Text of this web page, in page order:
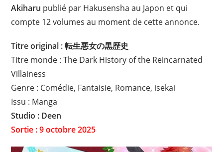
Akiharu publié par Hakusensha au Japon et qui
compte 12 volumes au moment de cette annonce.
Titre original : 転生悪女の黒歴史
Titre monde : The Dark History of the Reincarnated
Villainess
Genre : Comédie, Fantaisie, Romance, isekai
Issu : Manga
Studio : Deen
Sortie : 9 octobre 2025